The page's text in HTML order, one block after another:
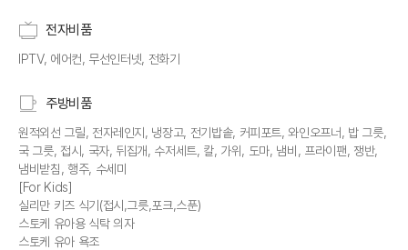
전자비품
IPTV, 에어컨, 무선인터넷, 전화기
주방비품
원적외선 그릴, 전자레인지, 냉장고, 전기밥솥, 커피포트, 와인오프너, 밥 그릇,
국 그릇, 접시, 국자, 뒤집개, 수저세트, 칼, 가위, 도마, 냄비, 프라이팬, 쟁반,
냄비받침, 행주, 수세미
[For Kids]
실리만 키즈 식기(접시,그릇,포크,스푼)
스토케 유아용 식탁 의자
스토케 유아 욕조